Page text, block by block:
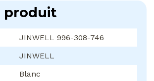
produit
JINWELL 996-308-746
JINWELL
Blanc